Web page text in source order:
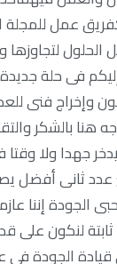
عمل
لتجاوزها
إليكم فى حلة
فنى
هنا بالشكر
جهدا ولا
ثانى أفضل
الجودة إننا
لنكون على
الجودة فى